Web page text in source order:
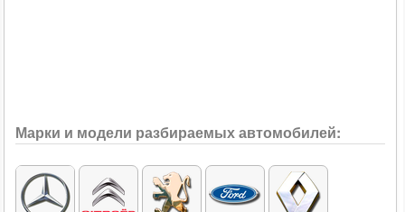
Марки и модели разбираемых автомобилей: